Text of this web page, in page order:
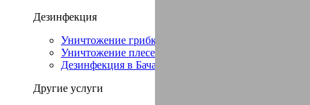
Дезинфекция
Уничтожение грибка в Бачатский
Уничтожение плесени в Бачатский
Дезинфекция в Бачатский
Другие услуги